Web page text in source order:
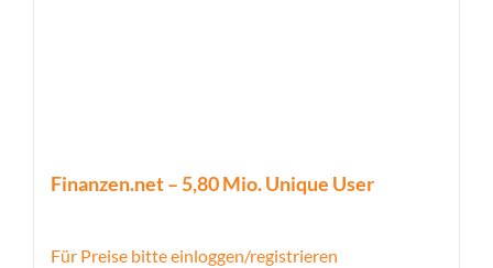
Finanzen.net – 5,80 Mio. Unique User
Für Preise bitte einloggen/registrieren